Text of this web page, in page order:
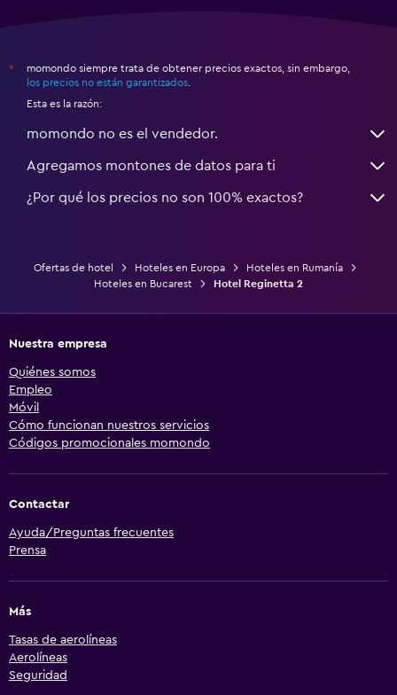
*
momondo siempre trata de obtener precios exactos, sin embargo,
los precios no están garantizados
Esta es la razón:
momondo no es el vendedor.
Agregamos montones de datos para ti
¿Por qué los precios no son 100% exactos?
Ofertas de hotel Hoteles en Europa
Hoteles en Rumanía
Hoteles en Bucarest
Hotel Reginetta 2
Nuestra empresa
Quiénes somos
Empleo
Móvil
Cómo funcionan nuestros servicios
Códigos promocionales momondo
Contactar
Ayuda/Preguntas frecuentes
Prensa
Más
Tasas de aerolíneas
Aerolíneas
Seguridad